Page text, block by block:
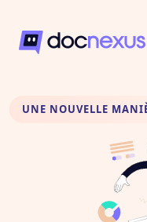
UNE NOUVELLE